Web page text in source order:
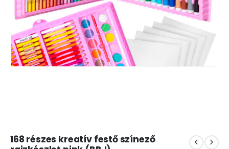
168 részes kreatív festő színező